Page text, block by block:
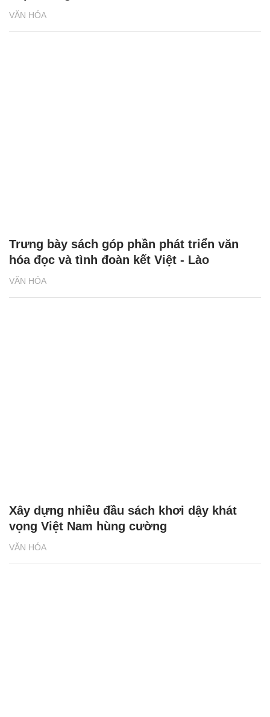
VĂN HÓA
VĂN HÓA
Trưng bày sách góp phần phát triển văn
hóa đọc và tình đoàn kết Việt - Lào
VĂN HÓA
Xây dựng nhiều đầu sách khơi dậy khát
vọng Việt Nam hùng cường